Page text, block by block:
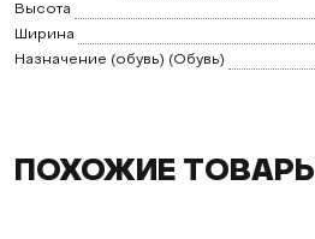
Высота
Ширина
Назначение (обувь) (Обувь)
ПОХОЖИЕ ТОВАРЫ